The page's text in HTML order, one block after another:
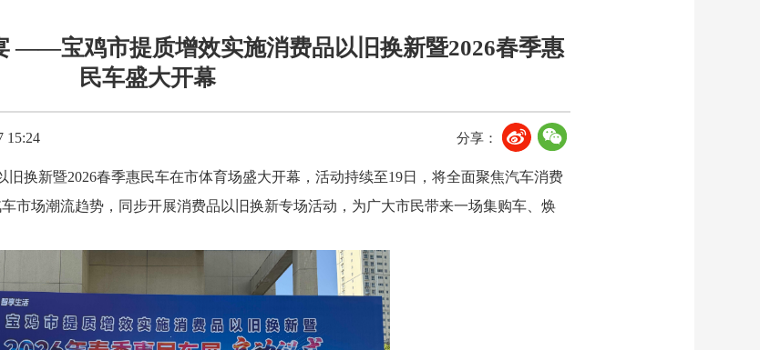
——宝鸡市提质增效实施消费品以旧换新暨2026春季惠
民车盛大开幕
15:24 分享：
旧换新暨2026春季惠民车在市体育场盛大开幕，活动持续至19日，将全面聚焦汽车消费
市场潮流趋势，同步开展消费品以旧换新专场活动，为广大市民带来一场集购车、焕